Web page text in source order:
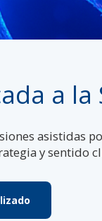
a la
asistidas
y sentido